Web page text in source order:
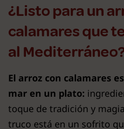
¿Listo para un
calamares que
al
El arroz con calamares
mar en un plato:
toque de tradición y
truco está en un sofrito